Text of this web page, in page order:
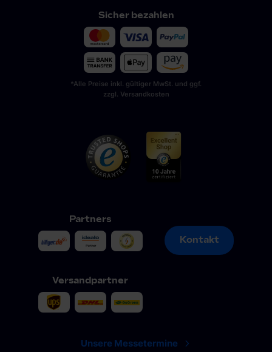
Sicher bezahlen
*Alle Preise inkl. gültiger MwSt. und ggf.
zzgl. Versandkosten
Partners
Versandpartner
Kontakt
Kontakt
Unsere Messetermine